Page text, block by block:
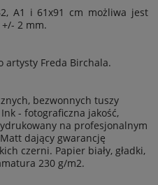
A1 i 61x91 cm możliwa jest
+/- 2 mm.
artysty Freda Birchala.
bezwonnych tuszy
- fotograficzna jakość,
na profesjonalnym
dający gwarancję
czerni. Papier biały, gładki,
230 g/m2.